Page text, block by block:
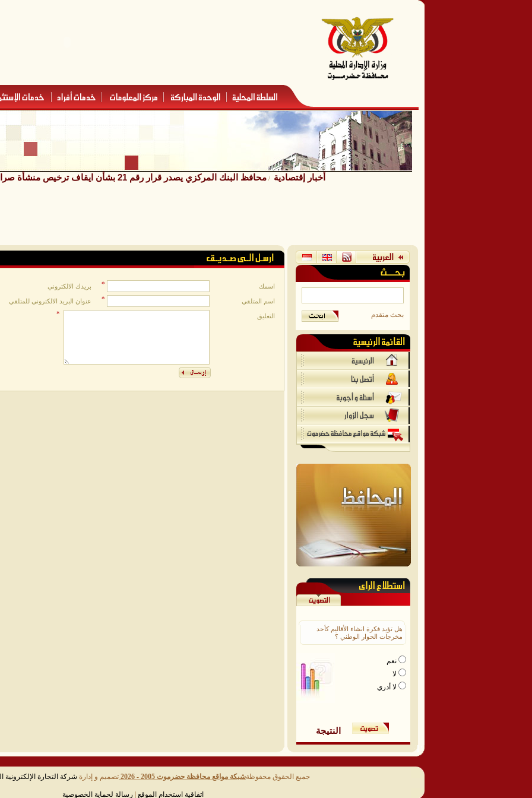
أخبار إقتصادية / محافظ البنك المركزي يصدر قرار رقم 21 بشأن ايقاف ترخيص منشأة صرافة وإغلاق مقرها
اسمك * بريدك الالكتروني
اسم المتلقي * عنوان البريد الالكتروني للمتلقي
التعليق * بحث متقدم
هل تؤيد فكرة انشاء الأقاليم كأحد
مخرجات الحوار الوطني ؟
نعم
لا
لا أدري
النتيجة
جميع الحقوق محفوظةشبكة مواقع محافظة حضرموت 2005 - 2026 تصميم و إدارة شركة التجارة الإلكترونية
اتفاقية استخدام الموقع رسالة لحماية الخصوصية